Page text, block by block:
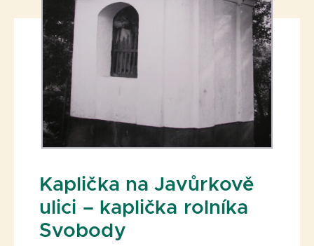
Kaplička na Javůrkově
ulici – kaplička rolníka
Svobody